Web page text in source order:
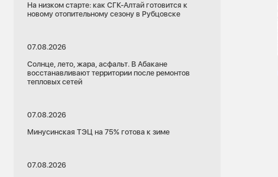
На низком старте: как СГК-Алтай готовится к
новому отопительному сезону в Рубцовске
07.08.2026
Солнце, лето, жара, асфальт. В Абакане
восстанавливают территории после ремонтов
тепловых сетей
07.08.2026
Минусинская ТЭЦ на 75% готова к зиме
07.08.2026